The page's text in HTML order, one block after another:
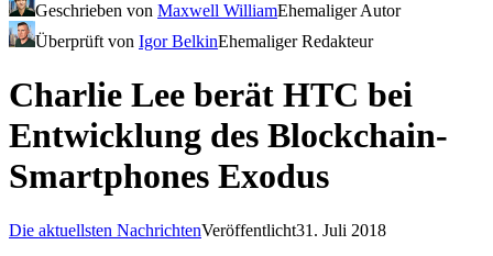
Geschrieben von Maxwell WilliamEhemaliger Autor
Überprüft von Igor BelkinEhemaliger Redakteur
Charlie Lee berät HTC bei
Entwicklung des Blockchain-
Smartphones Exodus
Die aktuellsten NachrichtenVeröffentlicht31. Juli 2018